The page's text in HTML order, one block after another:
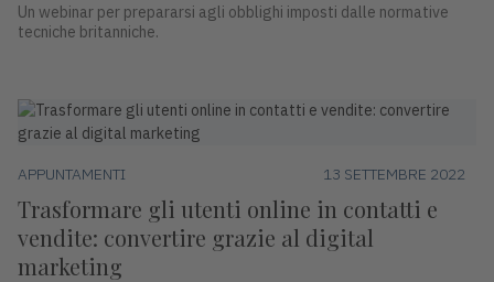
Un webinar per prepararsi agli obblighi imposti dalle normative
tecniche britanniche.
APPUNTAMENTI 13 SETTEMBRE 2022
Trasformare gli utenti online in contatti e
vendite: convertire grazie al digital
marketing